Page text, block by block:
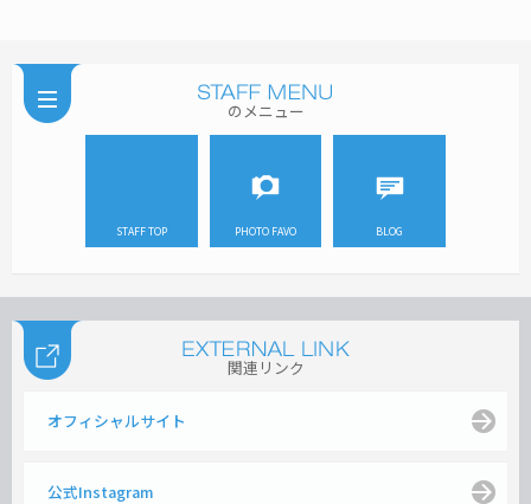
のメニュー
STAFF TOP PHOTO FAVO BLOG
関連リンク
オフィシャルサイト
公式Instagram